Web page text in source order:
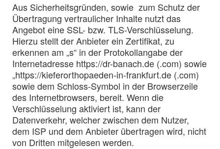
Aus Sicherheitsgründen, sowie zum Schutz der
Übertragung vertraulicher Inhalte nutzt das
Angebot eine SSL- bzw. TLS-Verschlüsselung.
Hierzu stellt der Anbieter ein Zertifikat, zu
erkennen am „s“ in der Protokollangabe der
Internetadresse https://dr-banach.de (.com) sowie
„https://kieferorthopaeden-in-frankfurt.de (.com)
sowie dem Schloss-Symbol in der Browserzeile
des Internetbrowsers, bereit. Wenn die
Verschlüsselung aktiviert ist, kann der
Datenverkehr, welcher zwischen dem Nutzer,
dem ISP und dem Anbieter übertragen wird, nicht
von Dritten mitgelesen werden.